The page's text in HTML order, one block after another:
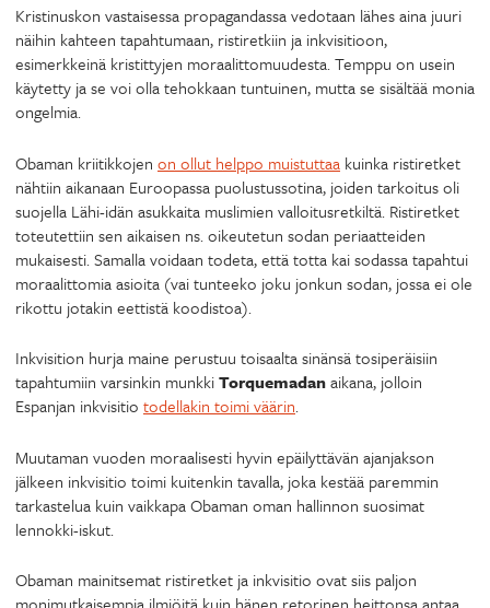
Kristinuskon vastaisessa propagandassa vedotaan lähes aina juuri
näihin kahteen tapahtumaan, ristiretkiin ja inkvisitioon,
esimerkkeinä kristittyjen moraalittomuudesta. Temppu on usein
käytetty ja se voi olla tehokkaan tuntuinen, mutta se sisältää monia
ongelmia.
Obaman kriitikkojen on ollut helppo muistuttaa kuinka ristiretket
nähtiin aikanaan Euroopassa puolustussotina, joiden tarkoitus oli
suojella Lähi-idän asukkaita muslimien valloitusretkiltä. Ristiretket
toteutettiin sen aikaisen ns. oikeutetun sodan periaatteiden
mukaisesti. Samalla voidaan todeta, että totta kai sodassa tapahtui
moraalittomia asioita (vai tunteeko joku jonkun sodan, jossa ei ole
rikottu jotakin eettistä koodistoa).
Inkvisition hurja maine perustuu toisaalta sinänsä tosiperäisiin
tapahtumiin varsinkin munkkiTorquemadanaikana, jolloin
Espanjan inkvisitio todellakin toimi väärin.
Muutaman vuoden moraalisesti hyvin epäilyttävän ajanjakson
jälkeen inkvisitio toimi kuitenkin tavalla, joka kestää paremmin
tarkastelua kuin vaikkapa Obaman oman hallinnon suosimat
lennokki-iskut.
Obaman mainitsemat ristiretket ja inkvisitio ovat siis paljon